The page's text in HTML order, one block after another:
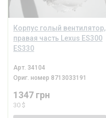
Корпус голый вентилятор,
правая часть Lexus ES300
ES330
Арт. 34104
Ориг. номер 8713033191
1347 грн
30 $